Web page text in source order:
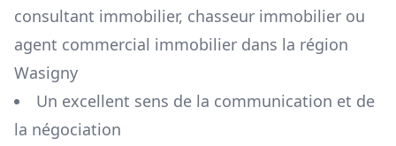
consultant immobilier, chasseur immobilier ou
agent commercial immobilier dans la région
Wasigny
Un excellent sens de la communication et de
la négociation